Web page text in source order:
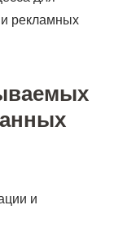
рекламных
и